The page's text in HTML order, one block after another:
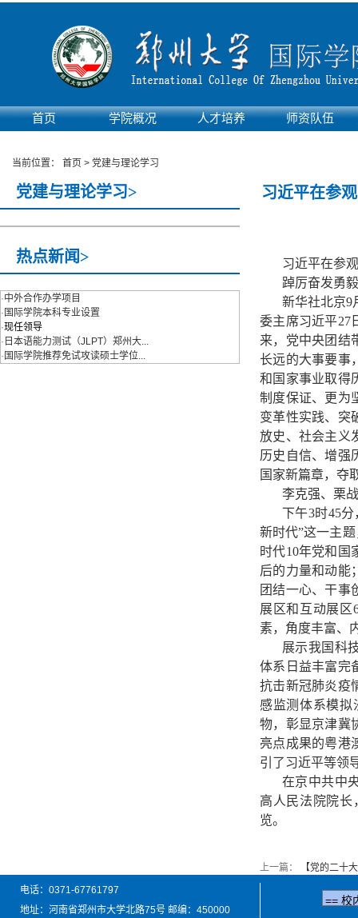
首页 学院概况 人才培养 师资队伍
当前位置： 首页 > 党建与理论学习
党建与理论学习>
热点新闻>
·中外合作办学项目
· 国际学院本科专业设置
·现任领导
· 日本语能力测试（JLPT）郑州大...
· 国际学院推荐免试攻读硕士学位...
习近平在参
习近平在参
踔厉奋发勇
新华社北京9
委主席习近平27
来，党中央团结
长远的大事要事
和国家事业取得
制度保证、更为
变革性实践、突
放史、社会主义
历史自信、增强
国家新篇章，夺
李克强、栗
下午3时45
新时代”这一主
时代10年党和国
后的力量和动能
团结一心、干事
展区和互动展区
素，角度丰富、
展示我国科
体系日益丰富完
抗击新冠肺炎疫
感监测体系模拟
物，彰显京津冀
亮点成果的粤港
引了习近平等领
在京中共中
高人民法院院长
览。
上一篇：
【党的二十
电话：0371-67761797
地址：河南省郑州市大学北路75号 邮编：450000